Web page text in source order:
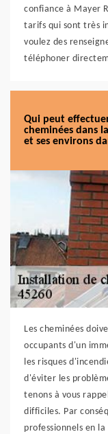
confiance à Mayer
tarifs qui sont très
voulez des
téléphoner
Qui peut
cheminées dans
et ses environs
Les cheminées
occupants d'un
les risques
d'éviter les
tenons à vous
difficiles. Par
professionnels en